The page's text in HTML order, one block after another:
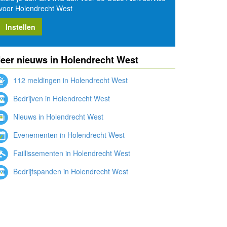
Holendrecht West
Instellen
nieuws in Holendrecht West
112 meldingen in Holendrecht West
Bedrijven in Holendrecht West
Nieuws in Holendrecht West
Evenementen in Holendrecht West
Faillissementen in Holendrecht West
Bedrijfspanden in Holendrecht West